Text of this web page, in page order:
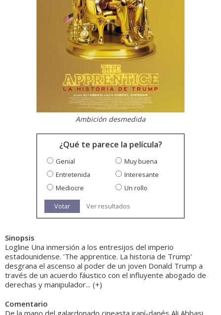
Ambición desmedida
¿Qué te parece la película?
Genial
Muy buena
Entretenida
Interesante
Mediocre
Un rollo
Votar Ver resultados
Sinopsis
Logline Una inmersión a los entresijos del imperio
estadounidense. 'The apprentice. La historia de Trump'
desgrana el ascenso al poder de un joven Donald Trump a
través de un acuerdo fáustico con el influyente abogado de
derechas y manipulador... (+)
Comentario